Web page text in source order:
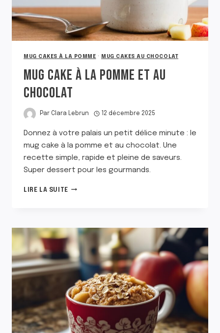
MUG CAKES À LA POMME · MUG CAKES AU CHOCOLAT
MUG CAKE À LA POMME ET AU
CHOCOLAT
Par Clara Lebrun 12 décembre 2025
Donnez à votre palais un petit délice minute : le
mug cake à la pomme et au chocolat. Une
recette simple, rapide et pleine de saveurs.
Super dessert pour les gourmands.
LIRE LA SUITEMUG
POMME
ET
CHOCOLAT